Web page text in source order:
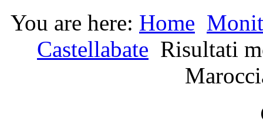
You are here: Home
Castellabate Risultati